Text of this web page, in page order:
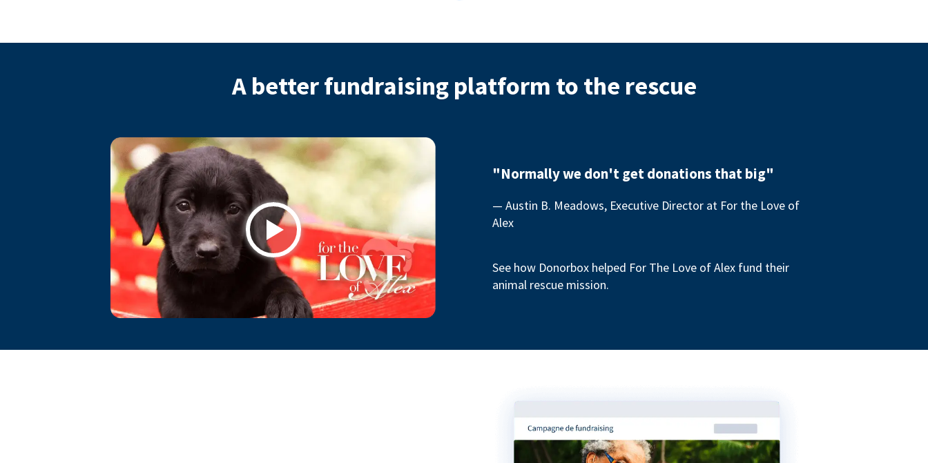
A better fundraising platform to the rescue
Play
"Normally we don't get donations that big"
— Austin B. Meadows, Executive Director at For the Love of
Alex
See how Donorbox helped For The Love of Alex fund their
animal rescue mission.